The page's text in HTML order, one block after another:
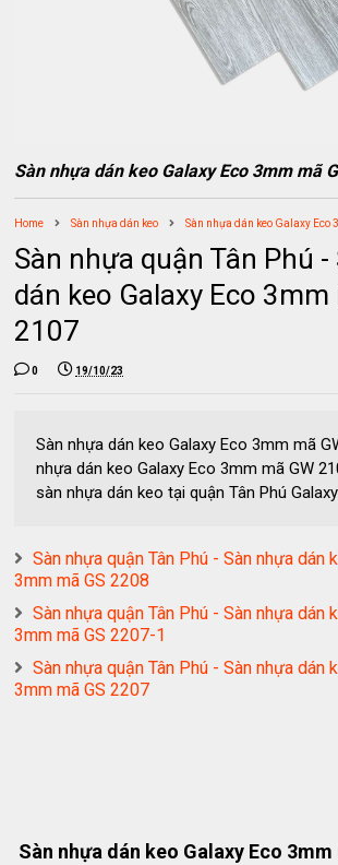
Sàn nhựa dán keo Galaxy Eco 3mm mã
Home Sàn nhựa dán keo Sàn nhựa dán keo Galaxy Eco
Sàn nhựa quận Tân Phú
dán keo Galaxy Eco 3mm
2107
0 19/10/23
Sàn nhựa dán keo Galaxy Eco 3mm mã
nhựa dán keo Galaxy Eco 3mm mã GW
sàn nhựa dán keo tại quận Tân Phú Galaxy
Sàn nhựa quận Tân Phú - Sàn nhựa dán
3mm mã GS 2208
Sàn nhựa quận Tân Phú - Sàn nhựa dán
3mm mã GS 2207-1
Sàn nhựa quận Tân Phú - Sàn nhựa dán
3mm mã GS 2207
Sàn nhựa dán keo Galaxy Eco 3mm